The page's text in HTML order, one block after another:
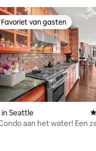
van 5 op 5, 113
van gasten
Favoriet van gasten
in Seattle
aan het water! Een